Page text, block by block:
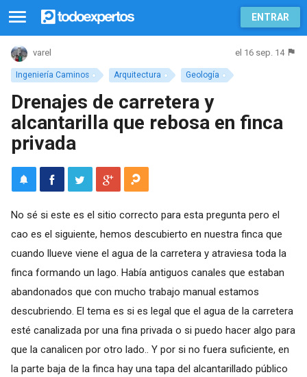
ENTRAR
Ingeniería Caminos Arquitectura Geología
varel el 16 sep. 14
Drenajes de carretera y
alcantarilla que rebosa en finca
privada
No sé si este es el sitio correcto para esta pregunta pero el
cao es el siguiente, hemos descubierto en nuestra finca que
cuando llueve viene el agua de la carretera y atraviesa toda la
finca formando un lago. Había antiguos canales que estaban
abandonados que con mucho trabajo manual estamos
descubriendo. El tema es si es legal que el agua de la carretera
esté canalizada por una fina privada o si puedo hacer algo para
que la canalicen por otro lado.. Y por si no fuera suficiente, en
la parte baja de la finca hay una tapa del alcantarillado público